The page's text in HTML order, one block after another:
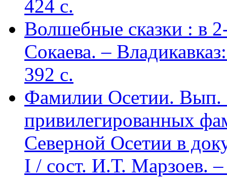
424 c.
Волшебные сказки : в
Сокаева. –
392 c.
Фамилии Осетии. Вып.
привилегированных
Северной Осетии в
I / сост. И.Т. Марзоев.